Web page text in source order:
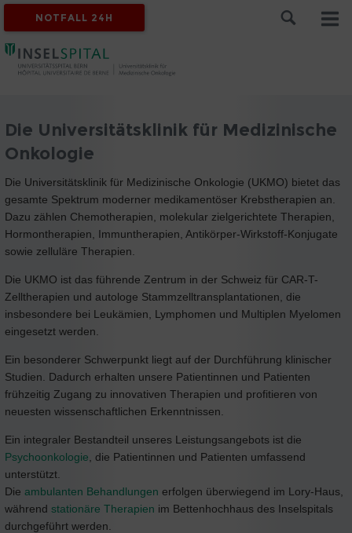
NOTFALL 24H
Die Universitätsklinik für Medizinische
Onkologie
Die Universitätsklinik für Medizinische Onkologie (UKMO) bietet das
gesamte Spektrum moderner medikamentöser Krebstherapien an.
Dazu zählen Chemotherapien, molekular zielgerichtete Therapien,
Hormontherapien, Immuntherapien, Antikörper-Wirkstoff-Konjugate
sowie zelluläre Therapien.
Die UKMO ist das führende Zentrum in der Schweiz für CAR-T-
Zelltherapien und autologe Stammzelltransplantationen, die
insbesondere bei Leukämien, Lymphomen und Multiplen Myelomen
eingesetzt werden.
Ein besonderer Schwerpunkt liegt auf der Durchführung klinischer
Studien. Dadurch erhalten unsere Patientinnen und Patienten
frühzeitig Zugang zu innovativen Therapien und profitieren von
neuesten wissenschaftlichen Erkenntnissen.
Ein integraler Bestandteil unseres Leistungsangebots ist die
Psychoonkologie , die Patientinnen und Patienten umfassend
unterstützt.
Die ambulanten Behandlungen erfolgen überwiegend im Lory-Haus,
während stationäre Therapien im Bettenhochhaus des Inselspitals
durchgeführt werden.